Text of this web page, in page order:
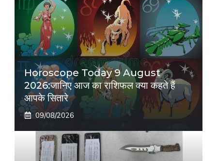
Horoscope Today 9 August
2026:जानिए आज का राशिफल क्या कहते हैं
आपके सितारे
09/08/2026